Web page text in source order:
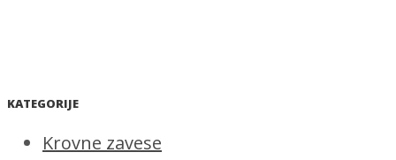
KATEGORIJE
Krovne zavese